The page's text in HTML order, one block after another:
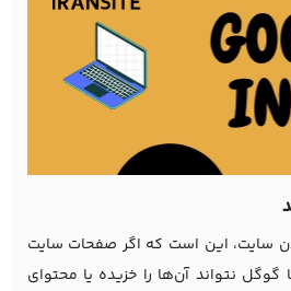
سایت، این است که اگر صفحات سایت
نتواند آن‌ها را خزیده یا محتوای